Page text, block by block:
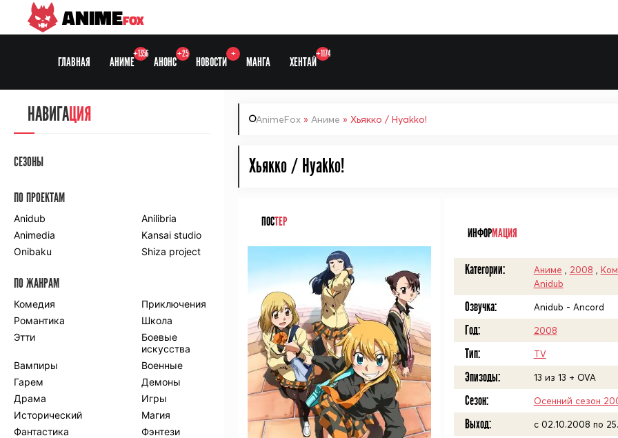
ANIMEFOX
ГЛАВНАЯ АНИМЕ
+1356
АНОНС
+25
НОВОСТИ
+
МАНГА ХЕНТАЙ
+1174
AnimeFox » Аниме » Хьякко / Hyakko!
Хьякко / Hyakko!
ПОСТЕР
ИНФОРМАЦИЯ
Категории: Аниме 2008
Anidub
Озвучка: Anidub - Ancord
Год: 2008
Тип: TV
Эпизоды: 13 из 13 + OVA
Сезон: Осенний сезон
Выход: c 02.10.2008 по
НАВИГАЦИЯ
СЕЗОНЫ
ПО ПРОЕКТАМ
Anidub
Anilibria
Animedia
Kansai studio
Onibaku
Shiza project
ПО ЖАНРАМ
Комедия
Приключения
Романтика
Школа
Этти
Боевые
искусства
Вампиры
Военные
Гарем
Демоны
Драма
Игры
Исторический
Магия
Фантастика
Фэнтези